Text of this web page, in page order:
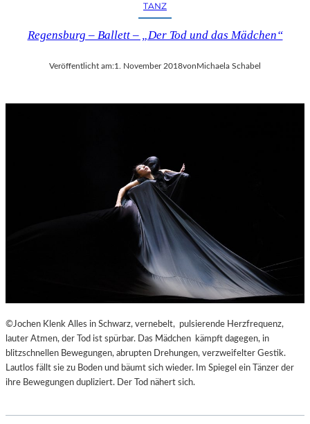
TANZ
Regensburg – Ballett – „Der Tod und das Mädchen“
Veröffentlicht am:1. November 2018vonMichaela Schabel
©Jochen Klenk Alles in Schwarz, vernebelt, pulsierende Herzfrequenz,
lauter Atmen, der Tod ist spürbar. Das Mädchen kämpft dagegen, in
blitzschnellen Bewegungen, abrupten Drehungen, verzweifelter Gestik.
Lautlos fällt sie zu Boden und bäumt sich wieder. Im Spiegel ein Tänzer der
ihre Bewegungen dupliziert. Der Tod nähert sich.